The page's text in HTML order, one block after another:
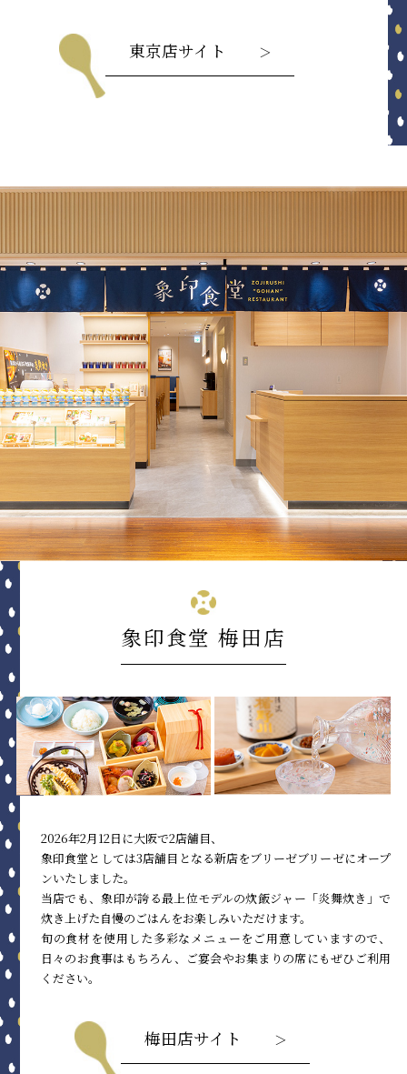
東京店サイト ＞
象印食堂 梅田店
2026年2月12日に大阪で2店舗目、
象印食堂としては3店舗目となる新店をブリーゼブリーゼにオープ
ンいたしました。
当店でも、象印が誇る最上位モデルの炊飯ジャー「炎舞炊き」で
炊き上げた自慢のごはんをお楽しみいただけます。
旬の食材を使用した多彩なメニューをご用意していますので、
日々のお食事はもちろん、ご宴会やお集まりの席にもぜひご利用
ください。
梅田店サイト ＞